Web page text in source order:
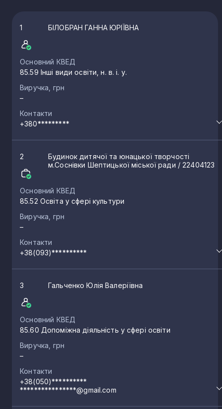
1 БІЛОБРАН ГАННА ЮРІЇВНА
Основний КВЕД
85.59 Інші види освіти, н. в. і. у.
Виручка, грн
–
Контакти
+380*********
2
Будинок дитячої та юнацької творчості
м.Соснівки Шептицької міської ради / 22404123
Основний КВЕД
85.52 Освіта у сфері культури
Виручка, грн
–
Контакти
+38(093)**********
3 Гальченко Юлія Валеріївна
Основний КВЕД
85.60 Допоміжна діяльність у сфері освіти
Виручка, грн
–
Контакти
+38(050)**********
****************@gmail.com